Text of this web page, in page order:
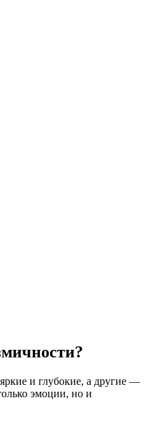
и глубокие, а другие —
эмоции, но и